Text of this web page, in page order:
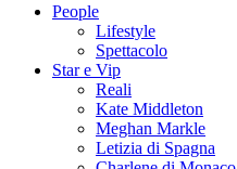
People
Lifestyle
Spettacolo
Star e Vip
Reali
Kate Middleton
Meghan Markle
Letizia di Spagna